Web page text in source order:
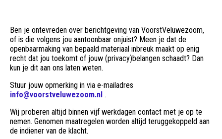
Ben je ontevreden over berichtgeving van VoorstVeluwezoom,
of is die volgens jou aantoonbaar onjuist? Meen je dat de
openbaarmaking van bepaald materiaal inbreuk maakt op enig
recht dat jou toekomt of jouw (privacy)belangen schaadt? Dan
kun je dit aan ons laten weten.
Stuur jouw opmerking in via e-mailadres
info@voorstveluwezoom.nl .
Wij proberen altijd binnen vijf werkdagen contact met je op te
nemen. Genomen maatregelen worden altijd teruggekoppeld aan
de indiener van de klacht.